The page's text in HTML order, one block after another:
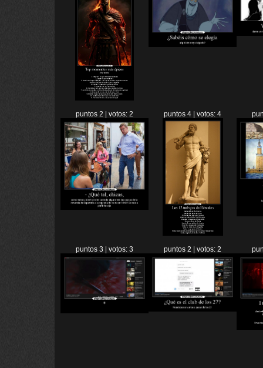
puntos 2 | votos: 2 puntos 4 | votos: 4
puntos 3 | votos: 3 puntos 2 | votos: 2